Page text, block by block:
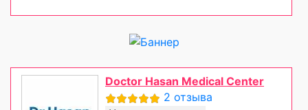
Doctor Hasan Medical Center
2 отзыва